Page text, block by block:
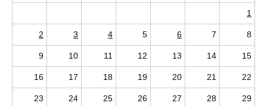
1
2 3 4 5 6 7 8
9 10 11 12 13 14 15
16 17 18 19 20 21 22
23 24 25 26 27 28 29